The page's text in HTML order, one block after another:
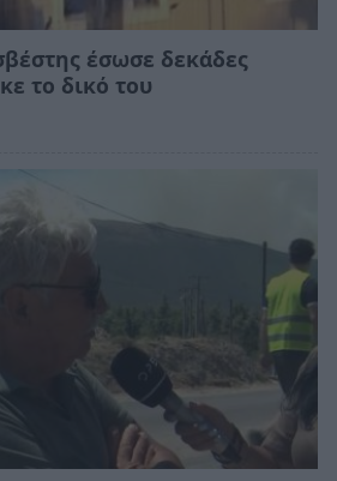
έσωσε δεκάδες
το δικό του